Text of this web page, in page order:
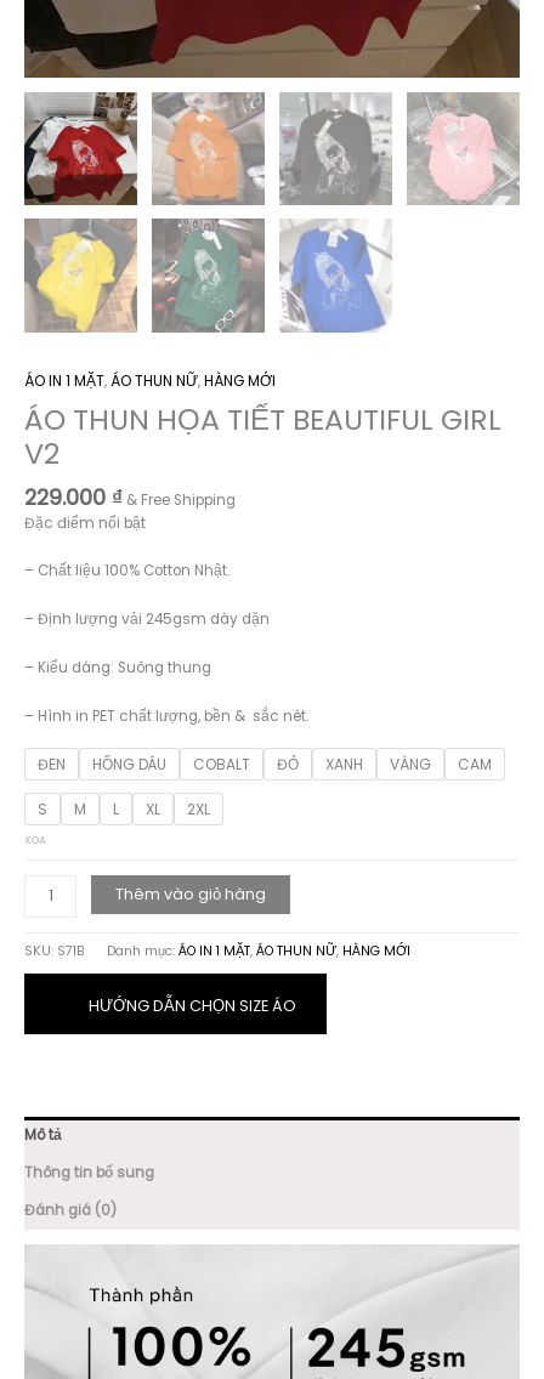
ÁO IN 1 MẶT, ÁO THUN NỮ,HÀNG MỚI
ÁO THUN HỌA TIẾT BEAUTIFUL GIRL
V2
229.000 ₫ & Free Shipping
Đặc điểm nổi bật
– Chất liệu 100% Cotton Nhật.
– Định lượng vải 245gsm dày dặn
– Kiểu dáng: Suông thung
– Hình in PET chất lượng, bền & sắc nét.
ĐEN HỒNG DÂU COBALT ĐỎ XANH VÀNG CAM
S M L XL 2XL
XÓA
TIẾT
BEAUTIFUL
Thêm vào giỏ hàng
SKU: S71B Danh mục: ÁO IN 1 MẶT, ÁO THUN NỮ, HÀNG MỚI
HƯỚNG DẪN CHỌN SIZE ÁO
Mô tả
Thông tin bổ sung
Đánh giá (0)